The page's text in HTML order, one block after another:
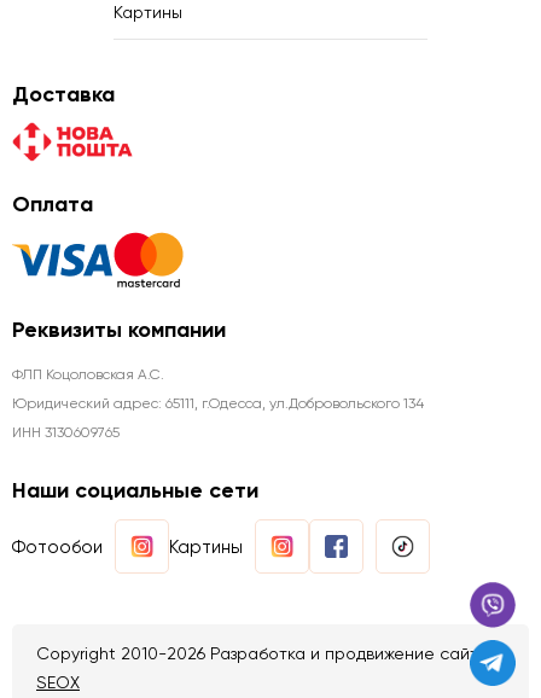
Картины
Доставка
Оплата
Реквизиты компании
ФЛП Коцоловская А.С.
Юридический адрес: 65111, г.Одесса, ул.Добровольского 134
ИНН 3130609765
Наши социальные сети
Фотообои Картины
Copyright 2010-2026 Разработка и продвижение сайтов
SEOX